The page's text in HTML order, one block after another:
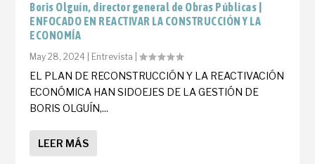
Boris Olguín, director general de Obras Públicas |
ENFOCADO EN REACTIVAR LA CONSTRUCCIÓN Y LA
ECONOMÍA
May 28, 2024 Entrevista |
EL PLAN DE RECONSTRUCCIÓN Y LA REACTIVACIÓN
ECONÓMICA HAN SIDOEJES DE LA GESTIÓN DE
BORIS OLGUÍN,...
LEER MÁS